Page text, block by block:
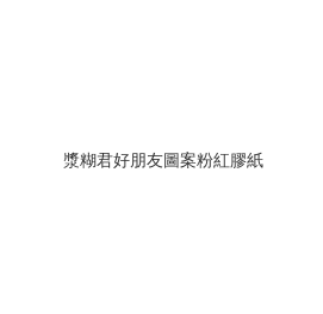
漿糊君好朋友圖案粉紅膠紙